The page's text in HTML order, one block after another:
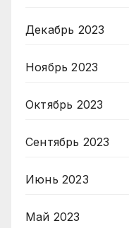
Декабрь 2023
Ноябрь 2023
Октябрь 2023
Сентябрь 2023
Июнь 2023
Май 2023